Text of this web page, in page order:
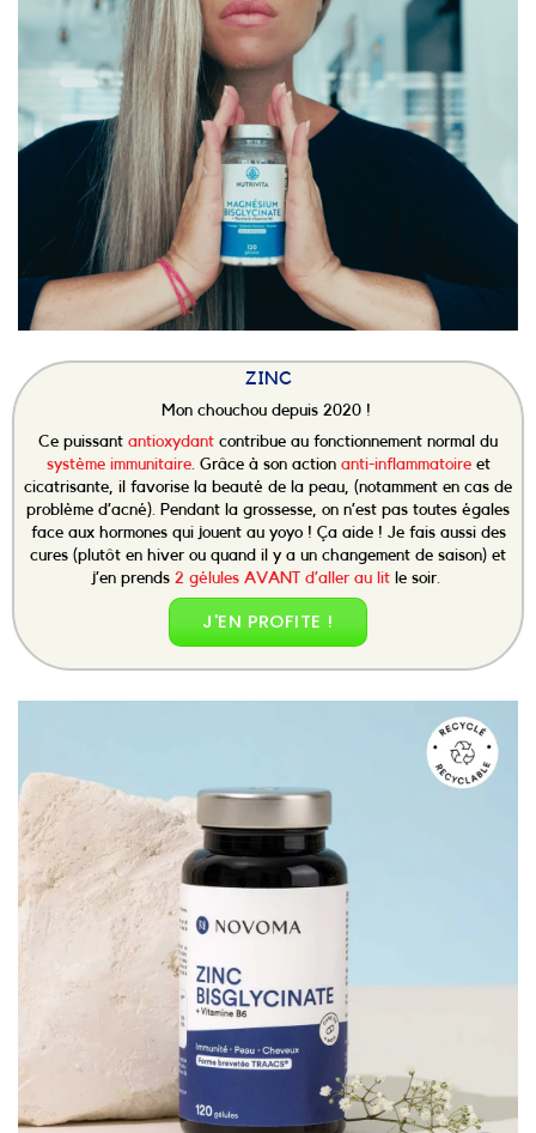
ZINC
Mon chouchou depuis 2020 !
Ce puissant antioxydant contribue au fonctionnement normal du
système immunitaire. Grâce à son action anti-inflammatoireet
cicatrisante, il favorise la beauté de la peau, (notamment en cas de
problème d’acné). Pendant la grossesse, on n’est pas toutes égales
face aux hormones qui jouent au yoyo ! Ça aide ! Je fais aussi des
cures (plutôt en hiver ou quand il y a un changement de saison) et
j’en prends 2 gélules AVANT d’aller au litle soir.
J'EN PROFITE !